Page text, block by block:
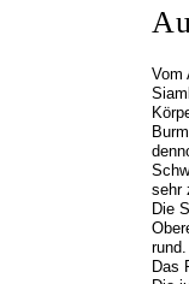
Vom
sehr
Die
Das